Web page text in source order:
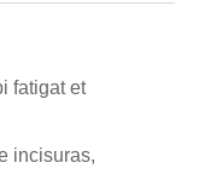
fatigat et
incisuras,